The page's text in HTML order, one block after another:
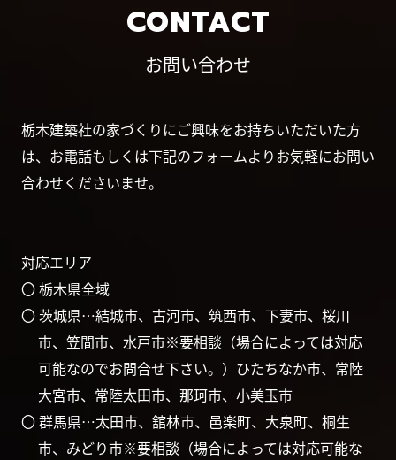
CONTACT
お問い合わせ
栃木建築社の家づくりにご興味をお持ちいただいた方
は、お電話もしくは下記のフォームよりお気軽にお問い
合わせくださいませ。
対応エリア
〇 栃木県全域
〇 茨城県…結城市、古河市、筑西市、下妻市、桜川
市、笠間市、水戸市※要相談（場合によっては対応
可能なのでお問合せ下さい。）ひたちなか市、常陸
大宮市、常陸太田市、那珂市、小美玉市
〇 群馬県…太田市、舘林市、邑楽町、大泉町、桐生
市、みどり市※要相談（場合によっては対応可能な